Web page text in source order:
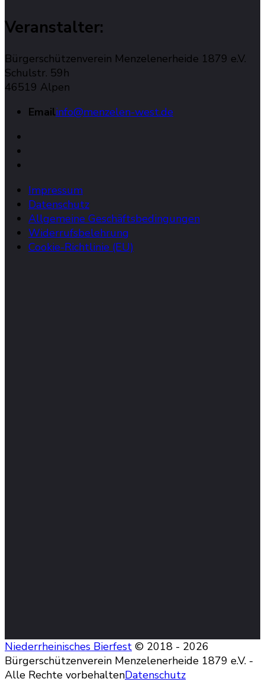
Veranstalter:
Bürgerschützenverein Menzelenerheide 1879 e.V.
Schulstr. 59h
46519 Alpen
Emailinfo@menzelen-west.de
Impressum
Datenschutz
Allgemeine Geschäftsbedingungen
Widerrufsbelehrung
Cookie-Richtlinie (EU)
Niederrheinisches Bierfest © 2018 - 2026
Bürgerschützenverein Menzelenerheide 1879 e.V. -
Alle Rechte vorbehaltenDatenschutz